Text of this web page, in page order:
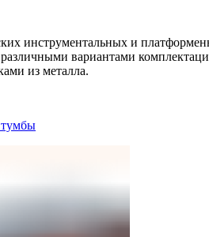
инструментальных и
вариантами
из металла.